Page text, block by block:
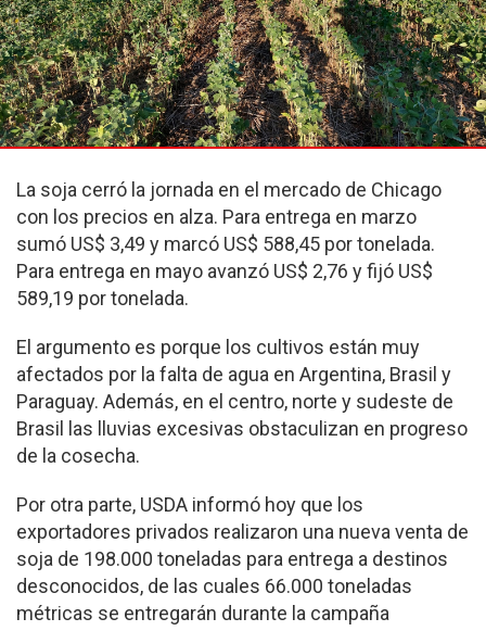
La soja cerró la jornada en el mercado de Chicago
con los precios en alza. Para entrega en marzo
sumó US$ 3,49 y marcó US$ 588,45 por tonelada.
Para entrega en mayo avanzó US$ 2,76 y fijó US$
589,19 por tonelada.
El argumento es porque los cultivos están muy
afectados por la falta de agua en Argentina, Brasil y
Paraguay. Además, en el centro, norte y sudeste de
Brasil las lluvias excesivas obstaculizan en progreso
de la cosecha.
Por otra parte, USDA informó hoy que los
exportadores privados realizaron una nueva venta de
soja de 198.000 toneladas para entrega a destinos
desconocidos, de las cuales 66.000 toneladas
métricas se entregarán durante la campaña